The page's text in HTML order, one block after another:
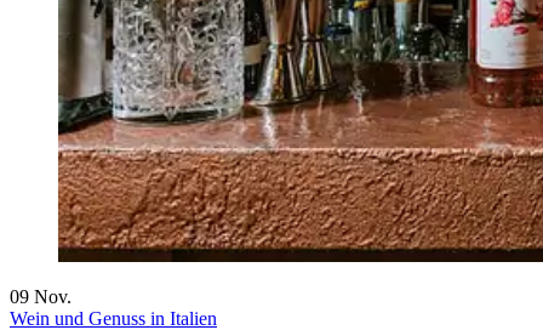
09 Nov.
Wein und Genuss in Italien